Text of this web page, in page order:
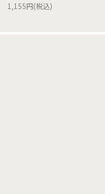
1,155円(税込)